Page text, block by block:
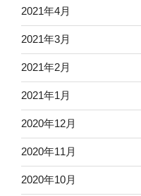
2021年4月
2021年3月
2021年2月
2021年1月
2020年12月
2020年11月
2020年10月